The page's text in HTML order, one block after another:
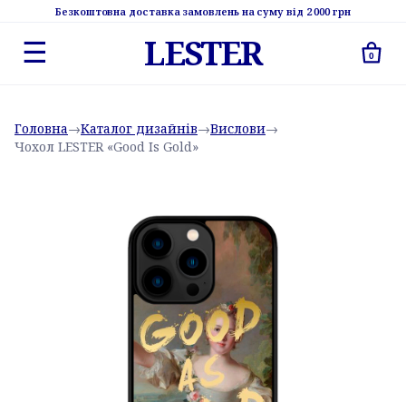
Безкоштовна доставка замовлень на суму від 2 000 грн
☰ LESTER 0
Головна→Каталог дизайнів→Вислови→
Чохол LESTER «Good Is Gold»